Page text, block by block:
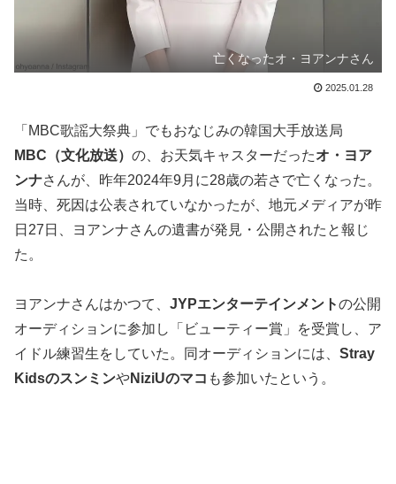
亡くなったオ・ヨアンナさん
2025.01.28
「MBC歌謡大祭典」でもおなじみの韓国大手放送局
MBC（文化放送） の、お天気キャスターだったオ・ヨア
ンナさんが、昨年2024年9月に28歳の若さで亡くなった。
当時、死因は公表されていなかったが、地元メディアが昨
日27日、ヨアンナさんの遺書が発見・公開されたと報じ
た。
ヨアンナさんはかつて、 JYPエンターテインメントの公開
オーディションに参加し「ビューティー賞」を受賞し、ア
イドル練習生をしていた。同オーディションには、 Stray
KidsのスンミンやNiziUのマコ も参加いたという。